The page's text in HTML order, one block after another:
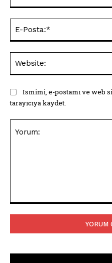
Ismimi, e-postamı ve web
tarayıcıya kaydet.